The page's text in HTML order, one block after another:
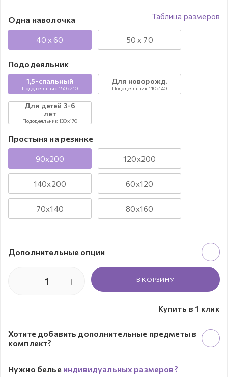
Таблица размеров
Одна наволочка
40 x 60 50 x 70
Пододеяльник
1,5-спальный
Пододеяльник 150x210
Для новорожд.
Пододеяльник 110х140
Для детей 3-6
лет
Пододеяльник 130х170
Простыня на резинке
90х200 120х200
140х200 60х120
70х140 80х160
Дополнительные опции
В КОРЗИНУ
Купить в 1 клик
Хотите добавить дополнительные предметы в
комплект?
Нужно белье индивидуальных размеров?